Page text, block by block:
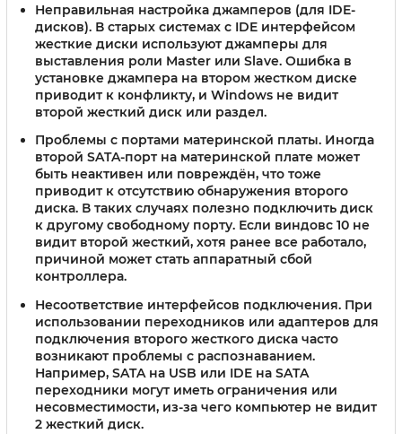
Неправильная настройка джамперов (для IDE-
дисков). В старых системах с IDE интерфейсом
жесткие диски используют джамперы для
выставления роли Master или Slave. Ошибка в
установке джампера на втором жестком диске
приводит к конфликту, и Windows не видит
второй жесткий диск или раздел.
Проблемы с портами материнской платы. Иногда
второй SATA-порт на материнской плате может
быть неактивен или повреждён, что тоже
приводит к отсутствию обнаружения второго
диска. В таких случаях полезно подключить диск
к другому свободному порту. Если виндовс 10 не
видит второй жесткий, хотя ранее все работало,
причиной может стать аппаратный сбой
контроллера.
Несоответствие интерфейсов подключения. При
использовании переходников или адаптеров для
подключения второго жесткого диска часто
возникают проблемы с распознаванием.
Например, SATA на USB или IDE на SATA
переходники могут иметь ограничения или
несовместимости, из-за чего компьютер не видит
2 жесткий диск.